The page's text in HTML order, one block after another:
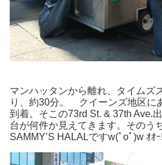
マンハッタンから離れ、タイムズ
り、約30分。 クイーンズ地区に
到着。そこの73rd St. & 37th Ave.
台が何件か見えてきます。そのう
SAMMY’S HALALですw(ﾟoﾟ)w ｵｵｰ!